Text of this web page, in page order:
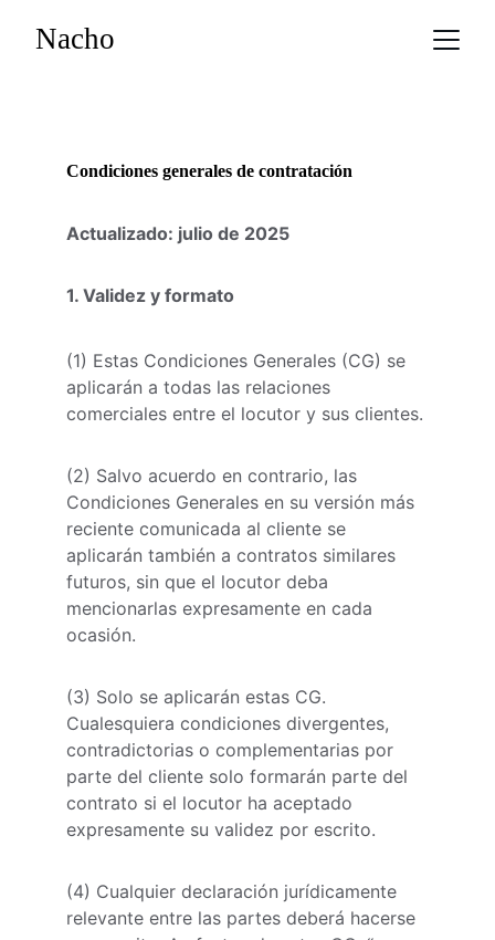
Nacho
Condiciones generales de contratación
Actualizado: julio de 2025
1. Validez y formato
(1) Estas Condiciones Generales (CG) se
aplicarán a todas las relaciones
comerciales entre el locutor y sus clientes.
(2) Salvo acuerdo en contrario, las
Condiciones Generales en su versión más
reciente comunicada al cliente se
aplicarán también a contratos similares
futuros, sin que el locutor deba
mencionarlas expresamente en cada
ocasión.
(3) Solo se aplicarán estas CG.
Cualesquiera condiciones divergentes,
contradictorias o complementarias por
parte del cliente solo formarán parte del
contrato si el locutor ha aceptado
expresamente su validez por escrito.
(4) Cualquier declaración jurídicamente
relevante entre las partes deberá hacerse